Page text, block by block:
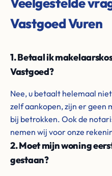
Vastgoed Vuren
1. Betaal ik
Vastgoed?
Nee, u betaalt helemaal
zelf aankopen, zijn er geen
bij betrokken. Ook de
nemen wij voor onze
2. Moet mijn woning
gestaan?